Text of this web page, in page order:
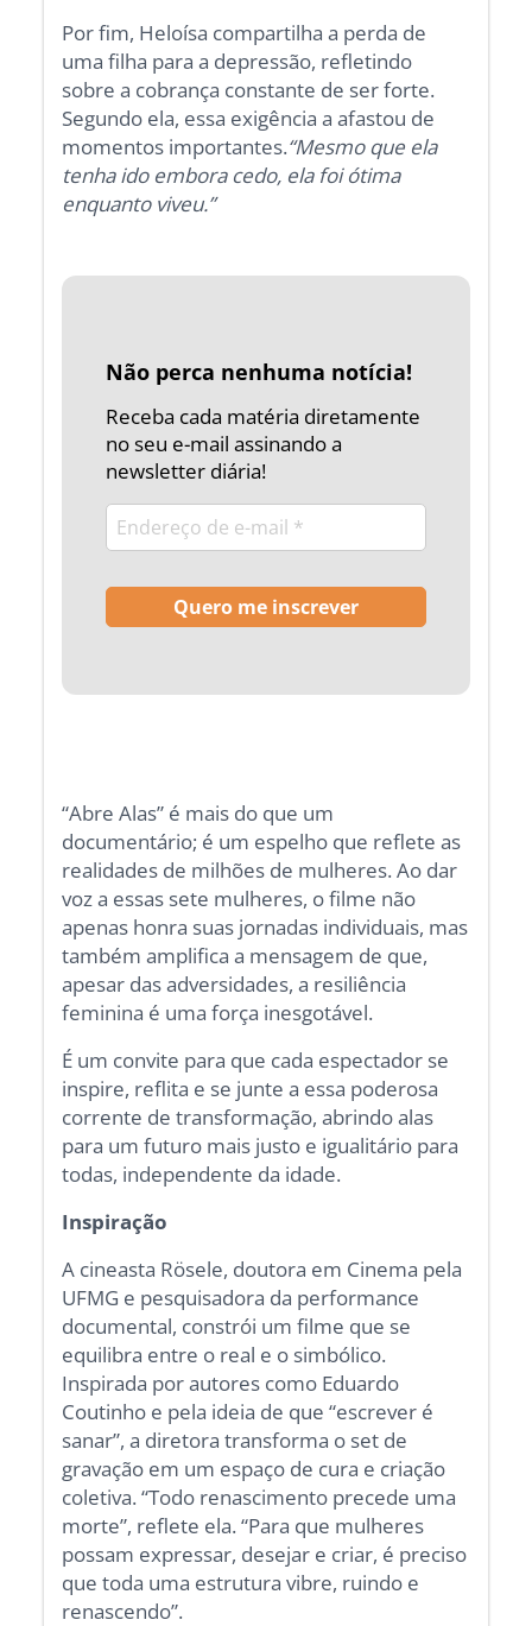
Por fim, Heloísa compartilha a perda de
uma filha para a depressão, refletindo
sobre a cobrança constante de ser forte.
Segundo ela, essa exigência a afastou de
momentos importantes.“Mesmo que ela
tenha ido embora cedo, ela foi ótima
enquanto viveu.”
Não perca nenhuma notícia!
Receba cada matéria diretamente
no seu e-mail assinando a
newsletter diária!
“Abre Alas” é mais do que um
documentário; é um espelho que reflete as
realidades de milhões de mulheres. Ao dar
voz a essas sete mulheres, o filme não
apenas honra suas jornadas individuais, mas
também amplifica a mensagem de que,
apesar das adversidades, a resiliência
feminina é uma força inesgotável.
É um convite para que cada espectador se
inspire, reflita e se junte a essa poderosa
corrente de transformação, abrindo alas
para um futuro mais justo e igualitário para
todas, independente da idade.
Inspiração
A cineasta Rösele, doutora em Cinema pela
UFMG e pesquisadora da performance
documental, constrói um filme que se
equilibra entre o real e o simbólico.
Inspirada por autores como Eduardo
Coutinho e pela ideia de que “escrever é
sanar”, a diretora transforma o set de
gravação em um espaço de cura e criação
coletiva. “Todo renascimento precede uma
morte”, reflete ela. “Para que mulheres
possam expressar, desejar e criar, é preciso
que toda uma estrutura vibre, ruindo e
renascendo”.